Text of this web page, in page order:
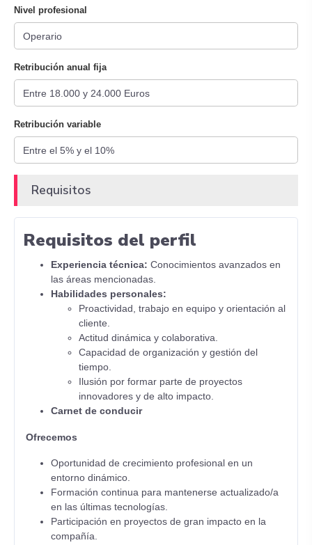
Nivel profesional
Retribución anual fija
Retribución variable
Requisitos
Requisitos del perfil
Experiencia técnica: Conocimientos avanzados en
las áreas mencionadas.
Habilidades personales:
Proactividad, trabajo en equipo y orientación al
cliente.
Actitud dinámica y colaborativa.
Capacidad de organización y gestión del
tiempo.
Ilusión por formar parte de proyectos
innovadores y de alto impacto.
Carnet de conducir
Ofrecemos
Oportunidad de crecimiento profesional en un
entorno dinámico.
Formación continua para mantenerse actualizado/a
en las últimas tecnologías.
Participación en proyectos de gran impacto en la
compañía.